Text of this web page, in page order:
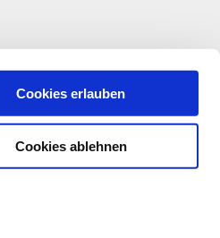
Cookies erlauben
Cookies ablehnen